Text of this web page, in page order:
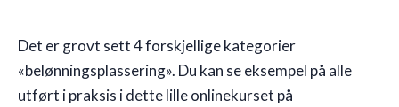
Det er grovt sett 4 forskjellige kategorier
«belønningsplassering». Du kan se eksempel på alle
utført i praksis i dette lille onlinekurset på